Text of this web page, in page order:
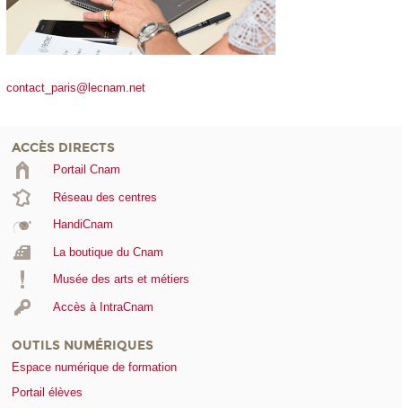
contact_paris@lecnam.net
ACCÈS DIRECTS
Portail Cnam
Réseau des centres
HandiCnam
La boutique du Cnam
Musée des arts et métiers
Accès à IntraCnam
OUTILS NUMÉRIQUES
Espace numérique de formation
Portail élèves